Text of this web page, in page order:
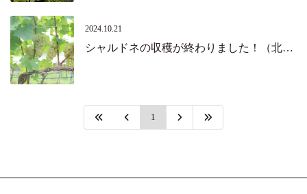
2024.10.21
シャルドネの収穫が終わりました！（北杜市）
1